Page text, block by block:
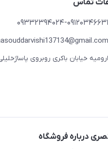
تماس
09332394024-09120346631
ارومیه خیابان باکری روبروی
درباره فروشگاه